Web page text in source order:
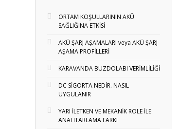
ORTAM KOŞULLARININ AKÜ
SAĞLIĞINA ETKİSİ
AKÜ ŞARJ AŞAMALARI veya AKÜ ŞARJ
AŞAMA PROFİLLERİ
KARAVANDA BUZDOLABI VERİMLİLİĞİ
DC SİGORTA NEDİR. NASIL
UYGULANIR
YARI İLETKEN VE MEKANİK ROLE İLE
ANAHTARLAMA FARKI